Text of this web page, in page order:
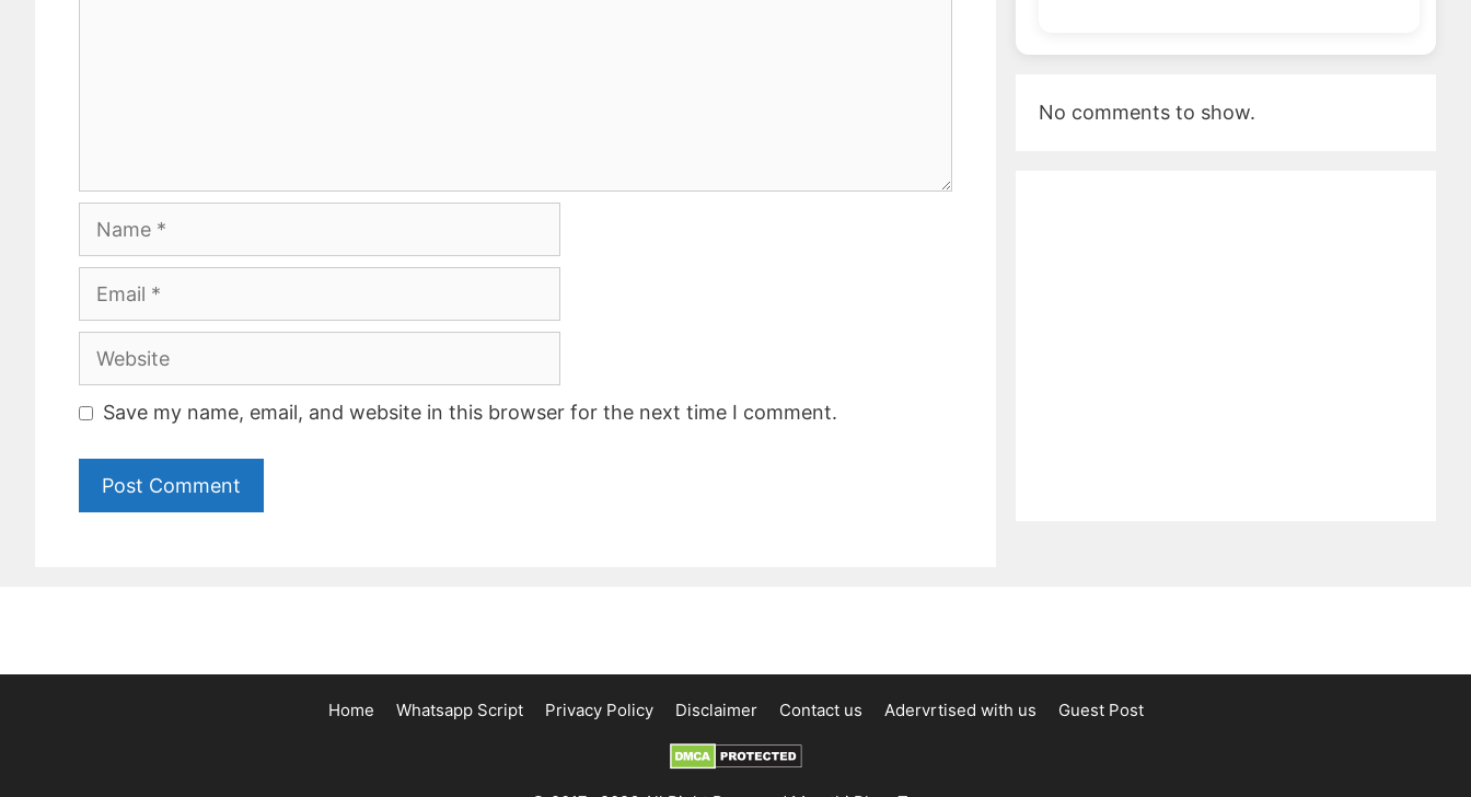
Name
Email
Website
Save my name, email, and website in this browser for the next time I comment.
No comments to show.
Home Whatsapp Script Privacy Policy Disclaimer Contact us Adervrtised with us Guest Post